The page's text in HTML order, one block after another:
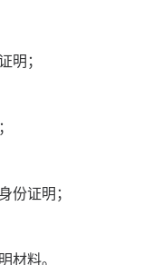
明；
证明；
料。